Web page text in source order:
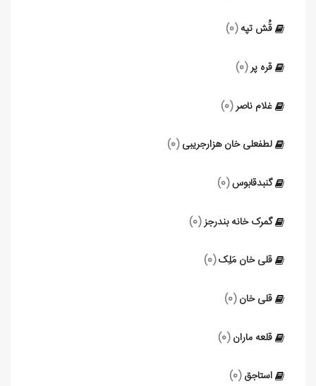
قُش تپه (0)
قره پر(0)
غلام ناصر(0)
لطفعلی خان هزارجریبی (0)
گنبدقابوس(0)
گمرک خانه بندرجز(0)
قلی خان مَلِک(0)
قلی خان (0)
قلعه ماران (0)
استاجق (0)